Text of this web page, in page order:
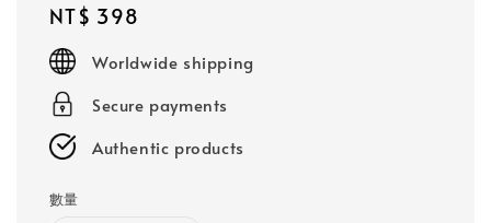
Regular
price
NT$ 398
Worldwide shipping
Secure payments
Authentic products
數量